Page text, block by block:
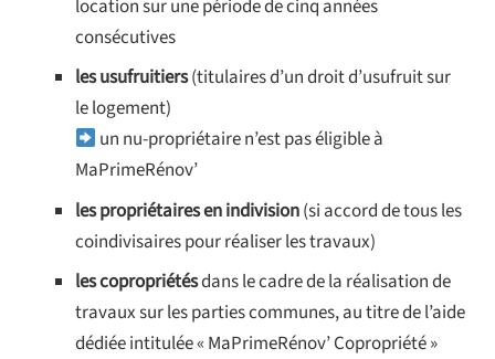
location sur une période de cinq années
consécutives
les usufruitiers(titulaires d’un droit d’usufruit sur
le logement)
un nu-propriétaire n’est pas éligible à
MaPrimeRénov’
les propriétaires en indivision(si accord de tous les
coindivisaires pour réaliser les travaux)
les copropriétésdans le cadre de la réalisation de
travaux sur les parties communes, au titre de l’aide
dédiée intitulée « MaPrimeRénov’ Copropriété »